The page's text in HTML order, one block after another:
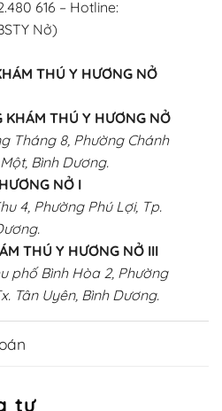
616 – Hotline:
Nở)
THÚ Y HƯƠNG NỞ
KHÁM THÚ Y HƯƠNG NỞ
Tháng 8, Phường Chánh
Bình Dương.
NỞ I
4, Phường Phú Lợi, Tp.
THÚ Y HƯƠNG NỞ III
phố Bình Hòa 2, Phường
Tân Uyên, Bình Dương.
tự